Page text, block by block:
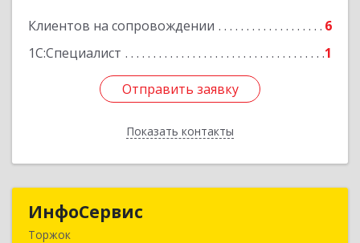
Клиентов на сопровождении
6
1С:Специалист
1
Отправить заявку
Показать контакты
Подробнее
Отправить заявку
Назад
ИнфоСервис
Торжок